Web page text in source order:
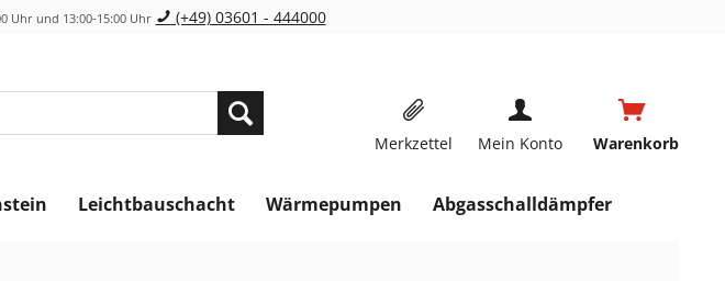
Uhr und 13:00-15:00 Uhr (+49) 03601 - 444000
Merkzettel Mein Konto Warenkorb
Leichtbauschacht Wärmepumpen Abgasschalldämpfer